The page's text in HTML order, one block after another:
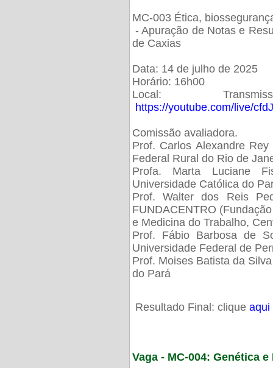
MC-003 Ética,
- Apuração de Notas e
de Caxias
Data: 14 de julho de 2025
Horário: 16h00
Local:
https://youtube.com/live/
Comissão avaliadora.
Prof. Carlos Alexandre
Federal Rural do Rio de
Profa. Marta Luciane
Universidade Católica do
Prof. Walter dos Reis
FUNDACENTRO
e Medicina do Trabalho,
Prof. Fábio Barbosa de
Universidade Federal de
Prof. Moises Batista da
do Pará
Resultado Final: clique aqui
Vaga - MC-004: Genética